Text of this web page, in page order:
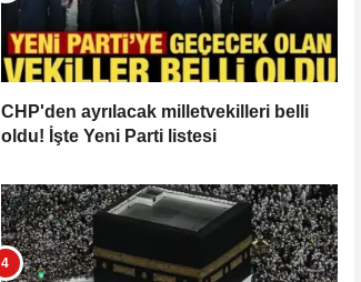
CHP'den ayrılacak milletvekilleri belli
oldu! İşte Yeni Parti listesi